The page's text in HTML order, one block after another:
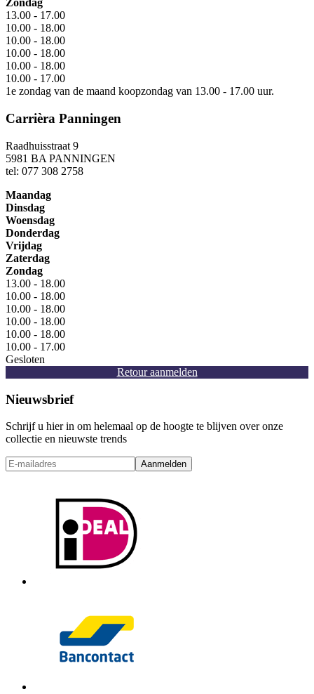
Zondag
13.00 - 17.00
10.00 - 18.00
10.00 - 18.00
10.00 - 18.00
10.00 - 18.00
10.00 - 17.00
1e zondag van de maand koopzondag van 13.00 - 17.00 uur.
Carrièra Panningen
Raadhuisstraat 9
5981 BA PANNINGEN
tel: 077 308 2758
Maandag
Dinsdag
Woensdag
Donderdag
Vrijdag
Zaterdag
Zondag
13.00 - 18.00
10.00 - 18.00
10.00 - 18.00
10.00 - 18.00
10.00 - 18.00
10.00 - 17.00
Gesloten
Retour aanmelden
Nieuwsbrief
Schrijf u hier in om helemaal op de hoogte te blijven over onze
collectie en nieuwste trends
Aanmelden